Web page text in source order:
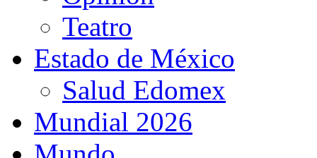
Teatro
Estado de México
Salud Edomex
Mundial 2026